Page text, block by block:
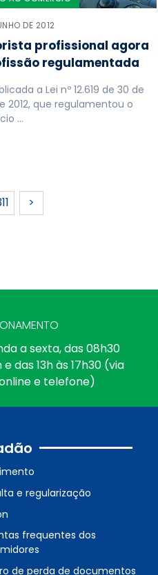
DE 2012
profissional agora
regulamentada
a Lei nº 12.619 de 30 de
2012, que regulamentou o
…
>
a sexta, das 08h30
e das 13h às 17h30 (via
e telefone)
e regularização
frequentes dos
de perda de documentos